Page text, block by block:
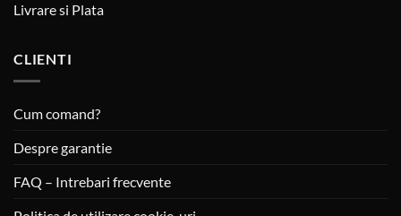
Livrare si Plata
CLIENTI
Cum comand?
Despre garantie
FAQ – Intrebari frecvente